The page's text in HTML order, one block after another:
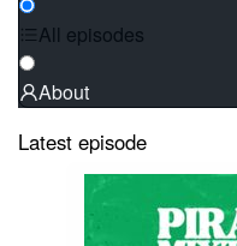
All episodes
About
Latest episode